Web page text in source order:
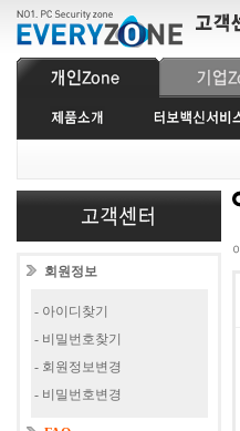
회원정보
- 아이디찾기
- 비밀번호찾기
- 회원정보변경
- 비밀번호변경